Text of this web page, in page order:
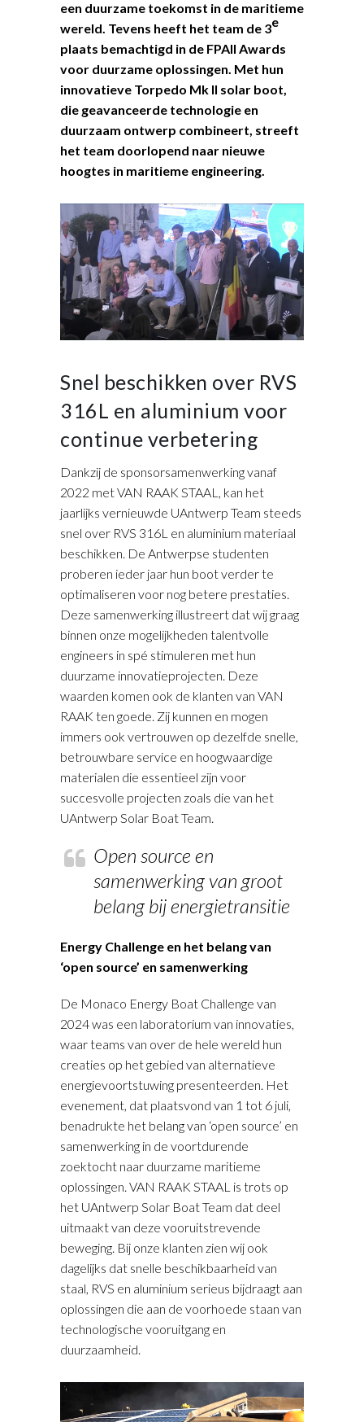
een duurzame toekomst in de maritieme
wereld. Tevens heeft het team de 3e
plaats bemachtigd in de FPAII Awards
voor duurzame oplossingen. Met hun
innovatieve Torpedo Mk II solar boot,
die geavanceerde technologie en
duurzaam ontwerp combineert, streeft
het team doorlopend naar nieuwe
hoogtes in maritieme engineering.
Snel beschikken over RVS
316L en aluminium voor
continue verbetering
Dankzij de sponsorsamenwerking vanaf
2022 met VAN RAAK STAAL, kan het
jaarlijks vernieuwde UAntwerp Team steeds
snel over RVS 316L en aluminium materiaal
beschikken. De Antwerpse studenten
proberen ieder jaar hun boot verder te
optimaliseren voor nog betere prestaties.
Deze samenwerking illustreert dat wij graag
binnen onze mogelijkheden talentvolle
engineers in spé stimuleren met hun
duurzame innovatieprojecten. Deze
waarden komen ook de klanten van VAN
RAAK ten goede. Zij kunnen en mogen
immers ook vertrouwen op dezelfde snelle,
betrouwbare service en hoogwaardige
materialen die essentieel zijn voor
succesvolle projecten zoals die van het
UAntwerp Solar Boat Team.
Open source en
samenwerking van groot
belang bij energietransitie
Energy Challenge en het belang van
‘open source’ en samenwerking
De Monaco Energy Boat Challenge van
2024 was een laboratorium van innovaties,
waar teams van over de hele wereld hun
creaties op het gebied van alternatieve
energievoortstuwing presenteerden. Het
evenement, dat plaatsvond van 1 tot 6 juli,
benadrukte het belang van ‘open source’ en
samenwerking in de voortdurende
zoektocht naar duurzame maritieme
oplossingen. VAN RAAK STAAL is trots op
het UAntwerp Solar Boat Team dat deel
uitmaakt van deze vooruitstrevende
beweging. Bij onze klanten zien wij ook
dagelijks dat snelle beschikbaarheid van
staal, RVS en aluminium serieus bijdraagt aan
oplossingen die aan de voorhoede staan van
technologische vooruitgang en
duurzaamheid.